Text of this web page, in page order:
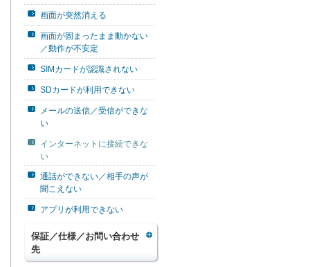
画面が突然消える
画面が固まったまま動かない
／動作が不安定
SIMカードが認識されない
SDカードが利用できない
メールの送信／受信ができな
い
インターネットに接続できな
い
通話ができない／相手の声が
聞こえない
アプリが利用できない
保証／仕様／お問い合わせ
先